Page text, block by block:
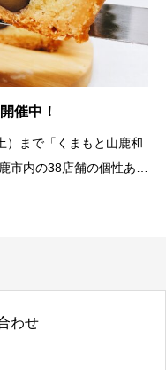
催中！
）まで「くまもと山鹿和
市内の38店舗の個性ある
わせ